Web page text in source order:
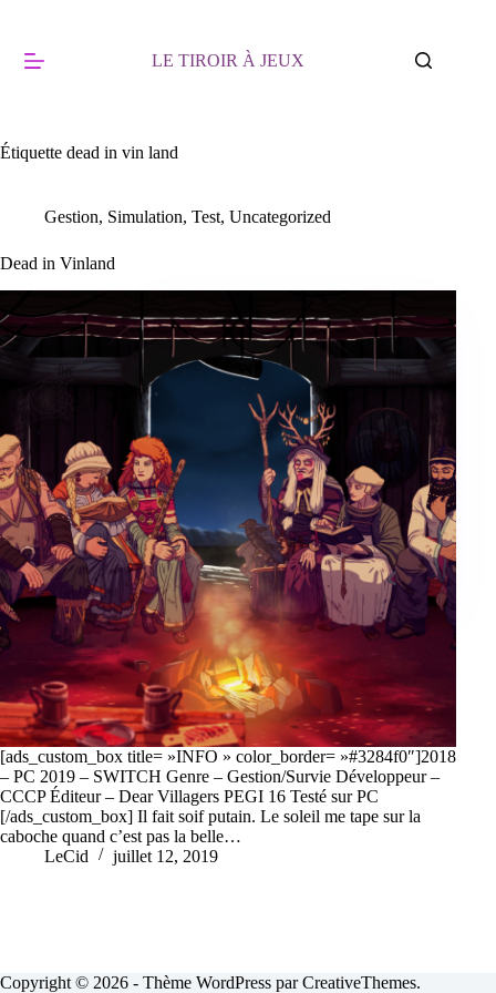
LE TIROIR À JEUX
Étiquette dead in vin land
Gestion, Simulation, Test, Uncategorized
Dead in Vinland
[ads_custom_box title= »INFO » color_border= »#3284f0″]2018
– PC 2019 – SWITCH Genre – Gestion/Survie Développeur –
CCCP Éditeur – Dear Villagers PEGI 16 Testé sur PC
[/ads_custom_box] Il fait soif putain. Le soleil me tape sur la
caboche quand c’est pas la belle…
LeCid
juillet 12, 2019
Copyright © 2026 - Thème WordPress parCreativeThemes.